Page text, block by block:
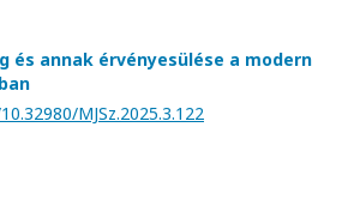
és annak érvényesülése a modern
MJSz.2025.3.122